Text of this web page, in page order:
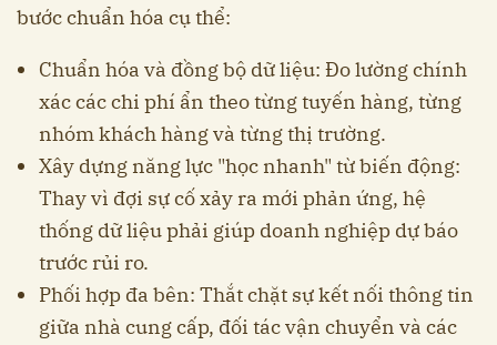
bước chuẩn hóa cụ thể:
Chuẩn hóa và đồng bộ dữ liệu: Đo lường chính
xác các chi phí ẩn theo từng tuyến hàng, từng
nhóm khách hàng và từng thị trường.
Xây dựng năng lực "học nhanh" từ biến động:
Thay vì đợi sự cố xảy ra mới phản ứng, hệ
thống dữ liệu phải giúp doanh nghiệp dự báo
trước rủi ro.
Phối hợp đa bên: Thắt chặt sự kết nối thông tin
giữa nhà cung cấp, đối tác vận chuyển và các